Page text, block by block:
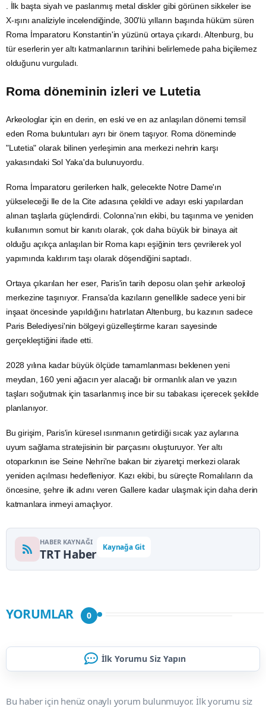
. İlk başta siyah ve paslanmış metal diskler gibi görünen sikkeler ise
X-ışını analiziyle incelendiğinde, 300'lü yılların başında hüküm süren
Roma İmparatoru Konstantin'in yüzünü ortaya çıkardı. Altenburg, bu
tür eserlerin yer altı katmanlarının tarihini belirlemede paha biçilemez
olduğunu vurguladı.
Roma döneminin izleri ve Lutetia
Arkeologlar için en derin, en eski ve en az anlaşılan dönemi temsil
eden Roma buluntuları ayrı bir önem taşıyor. Roma döneminde
"Lutetia" olarak bilinen yerleşimin ana merkezi nehrin karşı
yakasındaki Sol Yaka'da bulunuyordu.
Roma İmparatoru gerilerken halk, gelecekte Notre Dame'ın
yükseleceği Ile de la Cite adasına çekildi ve adayı eski yapılardan
alınan taşlarla güçlendirdi. Colonna'nın ekibi, bu taşınma ve yeniden
kullanımın somut bir kanıtı olarak, çok daha büyük bir binaya ait
olduğu açıkça anlaşılan bir Roma kapı eşiğinin ters çevrilerek yol
yapımında kaldırım taşı olarak döşendiğini saptadı.
Ortaya çıkarılan her eser, Paris'in tarih deposu olan şehir arkeoloji
merkezine taşınıyor. Fransa'da kazıların genellikle sadece yeni bir
inşaat öncesinde yapıldığını hatırlatan Altenburg, bu kazının sadece
Paris Belediyesi'nin bölgeyi güzelleştirme kararı sayesinde
gerçekleştiğini ifade etti.
2028 yılına kadar büyük ölçüde tamamlanması beklenen yeni
meydan, 160 yeni ağacın yer alacağı bir ormanlık alan ve yazın
taşları soğutmak için tasarlanmış ince birsu tabakası içerecek şekilde
planlanıyor.
Bu girişim, Paris'in küresel ısınmanın getirdiği sıcak yaz aylarına
uyum sağlama stratejisinin bir parçasını oluşturuyor. Yer altı
otoparkının ise Seine Nehri'ne bakan bir ziyaretçi merkezi olarak
yeniden açılması hedefleniyor. Kazı ekibi, bu süreçte Romalıların da
öncesine, şehre ilk adını veren Gallere kadar ulaşmak için daha derin
katmanlara inmeyi amaçlıyor.
HABER KAYNAĞI
TRT Haber Kaynağa Git
YORUMLAR 0
İlk Yorumu Siz Yapın
Bu haber için henüz onaylı yorum bulunmuyor. İlk yorumu siz